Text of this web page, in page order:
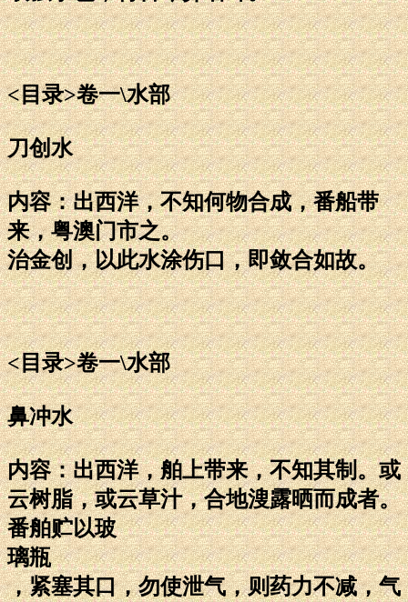
<目录>卷一\水部
刀创水
内容：出西洋，不知何物合成，番船带
来，粤澳门市之。
治金创，以此水涂伤口，即敛合如故。
<目录>卷一\水部
鼻冲水
内容：出西洋，舶上带来，不知其制。或
云树脂，或云草汁，合地溲露晒而成者。
番舶贮以玻
璃瓶
，紧塞其口，勿使泄气，则药力不减，气